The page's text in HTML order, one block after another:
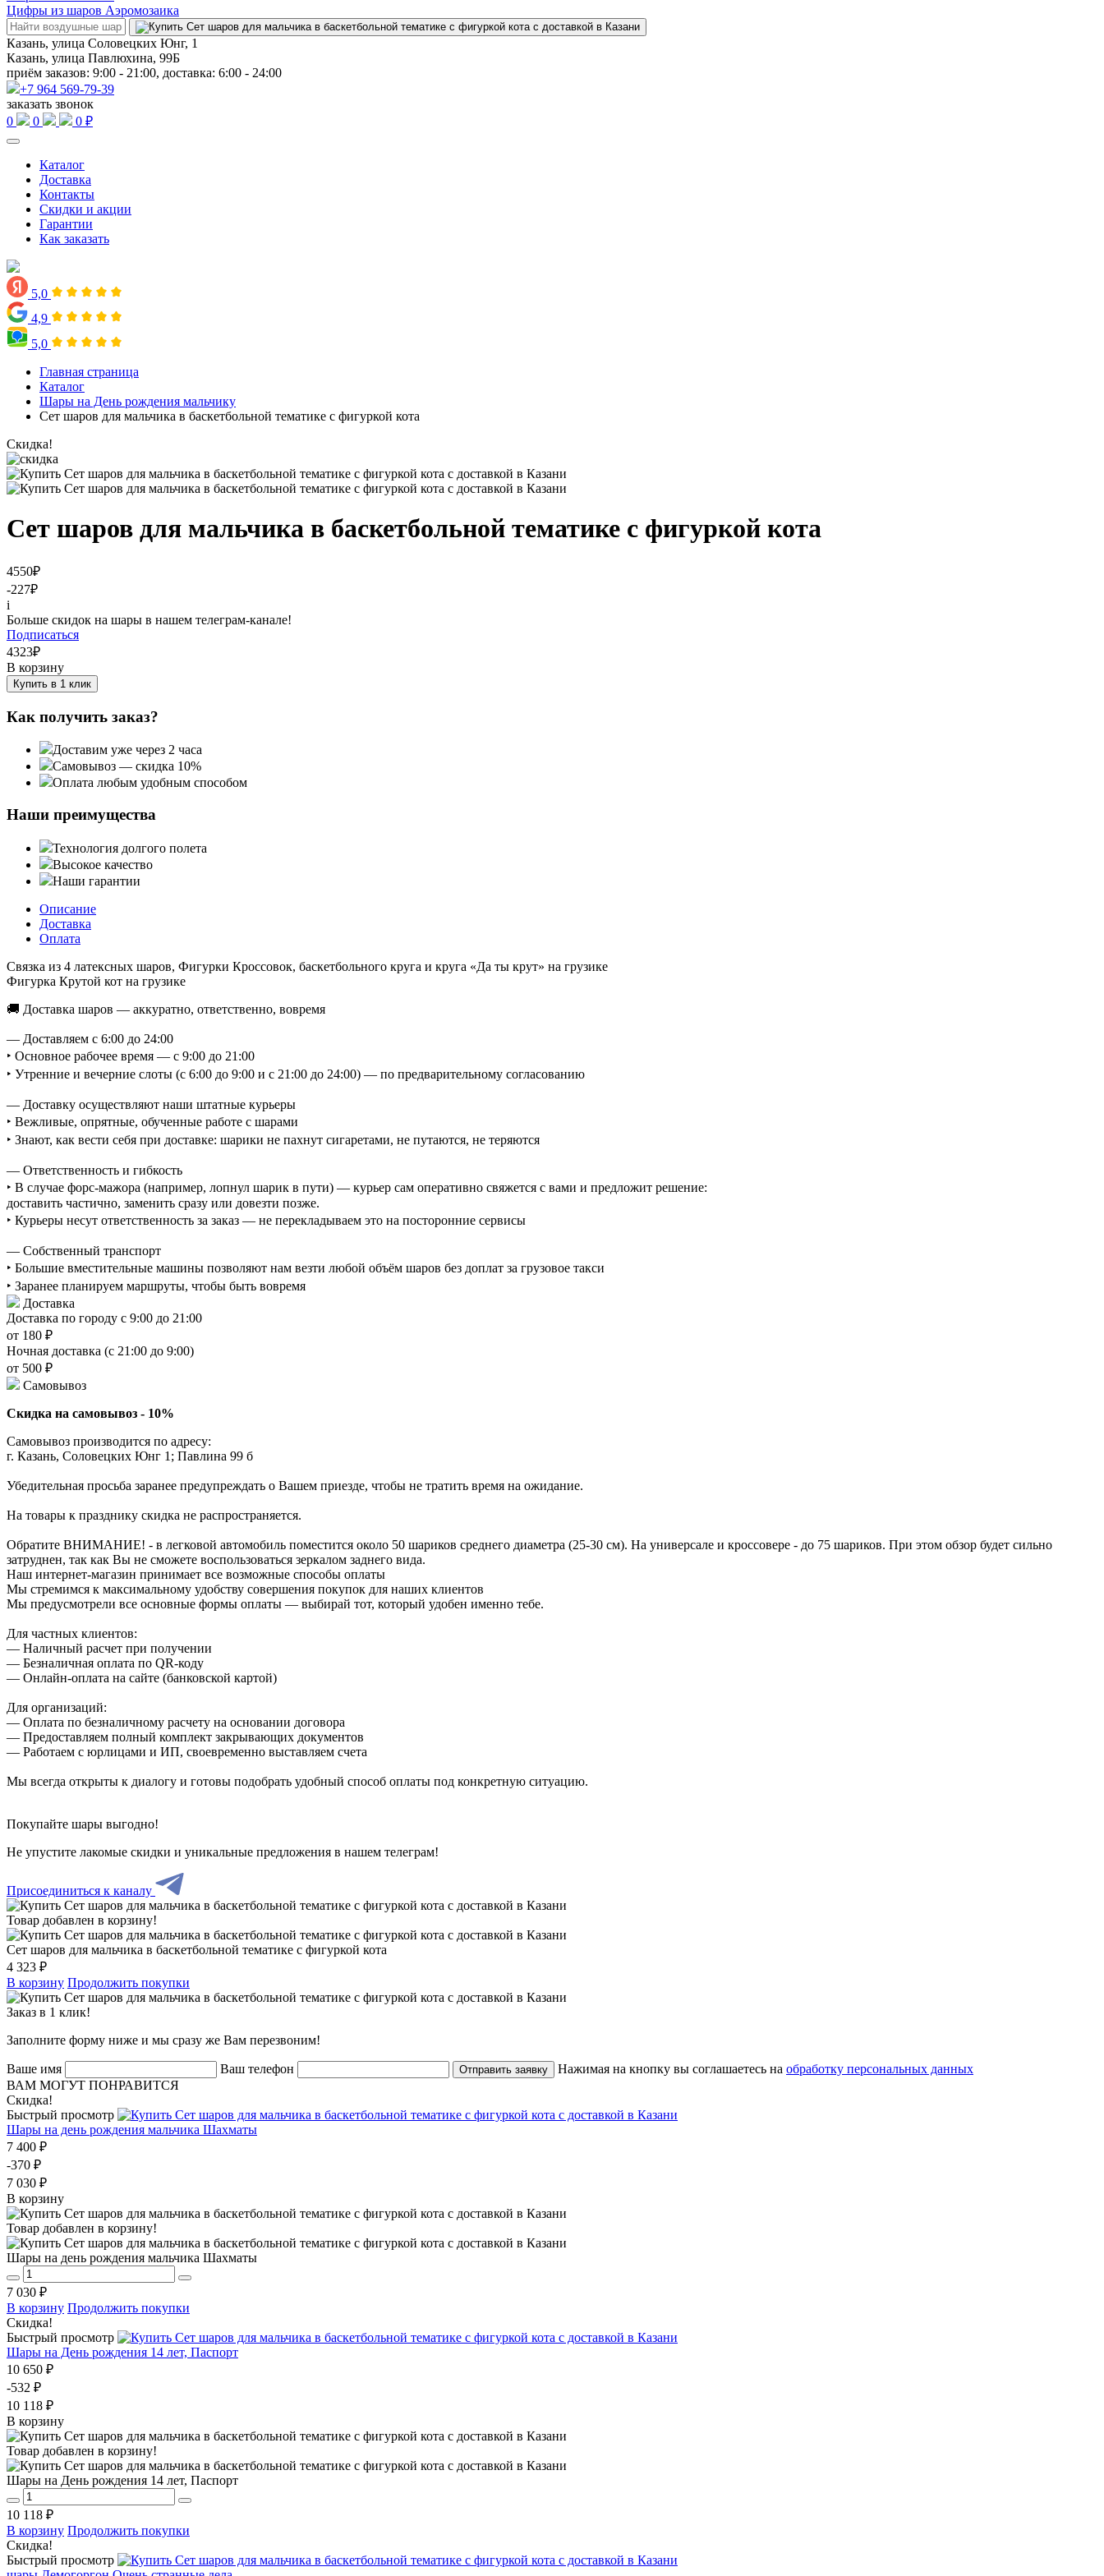
Цифры из шаров Аэромозаика
Казань, улица Соловецких Юнг, 1
Казань, улица Павлюхина, 99Б
приём заказов: 9:00 - 21:00, доставка: 6:00 - 24:00
+7 964 569-79-39
заказать звонок
0
0 0 ₽
Каталог
Доставка
Контакты
Скидки и акции
Гарантии
Как заказать
5,0
4,9
5,0
Главная страница
Каталог
Шары на День рождения мальчику
Сет шаров для мальчика в баскетбольной тематике с фигуркой кота
Скидка!
Сет шаров для мальчика в баскетбольной тематике с фигуркой кота
4550₽
-227₽
i
Больше скидок на шары в нашем телеграм-канале!
Подписаться
4323₽
В корзину
Купить в 1 клик
Как получить заказ?
Доставим уже через 2 часа
Самовывоз — скидка 10%
Оплата любым удобным способом
Наши преимущества
Технология долгого полета
Высокое качество
Наши гарантии
Описание
Доставка
Оплата
Связка из 4 латексных шаров, Фигурки Кроссовок, баскетбольного круга и круга «Да ты крут» на грузике
Фигурка Крутой кот на грузике
🚚 Доставка шаров — аккуратно, ответственно, вовремя
— Доставляем с 6:00 до 24:00
‣ Основное рабочее время — с 9:00 до 21:00
‣ Утренние и вечерние слоты (с 6:00 до 9:00 и с 21:00 до 24:00) — по предварительному согласованию
— Доставку осуществляют наши штатные курьеры
‣ Вежливые, опрятные, обученные работе с шарами
‣ Знают, как вести себя при доставке: шарики не пахнут сигаретами, не путаются, не теряются
— Ответственность и гибкость
‣ В случае форс-мажора (например, лопнул шарик в пути) — курьер сам оперативно свяжется с вами и предложит решение:
доставить частично, заменить сразу или довезти позже.
‣ Курьеры несут ответственность за заказ — не перекладываем это на посторонние сервисы
— Собственный транспорт
‣ Большие вместительные машины позволяют нам везти любой объём шаров без доплат за грузовое такси
‣ Заранее планируем маршруты, чтобы быть вовремя
Доставка
Доставка по городу с 9:00 до 21:00
от 180 ₽
Ночная доставка (с 21:00 до 9:00)
от 500 ₽
Самовывоз
Скидка на самовывоз - 10%
Самовывоз производится по адресу:
г. Казань, Соловецких Юнг 1; Павлина 99 б
Убедительная просьба заранее предупреждать о Вашем приезде, чтобы не тратить время на ожидание.
На товары к празднику скидка не распространяется.
Обратите ВНИМАНИЕ! - в легковой автомобиль поместится около 50 шариков среднего диаметра (25-30 см). На универсале и кроссовере - до 75 шариков. При этом обзор будет сильно
затруднен, так как Вы не сможете воспользоваться зеркалом заднего вида.
Наш интернет-магазин принимает все возможные способы оплаты
Мы стремимся к максимальному удобству совершения покупок для наших клиентов
Мы предусмотрели все основные формы оплаты — выбирай тот, который удобен именно тебе.
Для частных клиентов:
— Наличный расчет при получении
— Безналичная оплата по QR-коду
— Онлайн-оплата на сайте (банковской картой)
Для организаций:
— Оплата по безналичному расчету на основании договора
— Предоставляем полный комплект закрывающих документов
— Работаем с юрлицами и ИП, своевременно выставляем счета
Мы всегда открыты к диалогу и готовы подобрать удобный способ оплаты под конкретную ситуацию.
Покупайте шары выгодно!
Не упустите лакомые скидки и уникальные предложения в нашем телеграм!
Присоединиться к каналу
Товар добавлен в корзину!
Сет шаров для мальчика в баскетбольной тематике с фигуркой кота
4 323 ₽
В корзину Продолжить покупки
Заказ в 1 клик!
Заполните форму ниже и мы сразу же Вам перезвоним!
Ваше имя Ваш телефон Отправить заявку Нажимая на кнопку вы соглашаетесь на обработку персональных данных
ВАМ МОГУТ ПОНРАВИТСЯ
Скидка!
Быстрый просмотр
Шары на день рождения мальчика Шахматы
7 400 ₽
-370 ₽
7 030 ₽
В корзину
Товар добавлен в корзину!
Шары на день рождения мальчика Шахматы
7 030 ₽
В корзину Продолжить покупки
Скидка!
Быстрый просмотр
Шары на День рождения 14 лет, Паспорт
10 650 ₽
-532 ₽
10 118 ₽
В корзину
Товар добавлен в корзину!
Шары на День рождения 14 лет, Паспорт
10 118 ₽
В корзину Продолжить покупки
Скидка!
Быстрый просмотр